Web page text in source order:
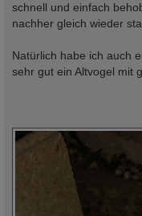
schnell und einfach
nachher gleich wieder
Natürlich habe ich auch
sehr gut ein Altvogel mit